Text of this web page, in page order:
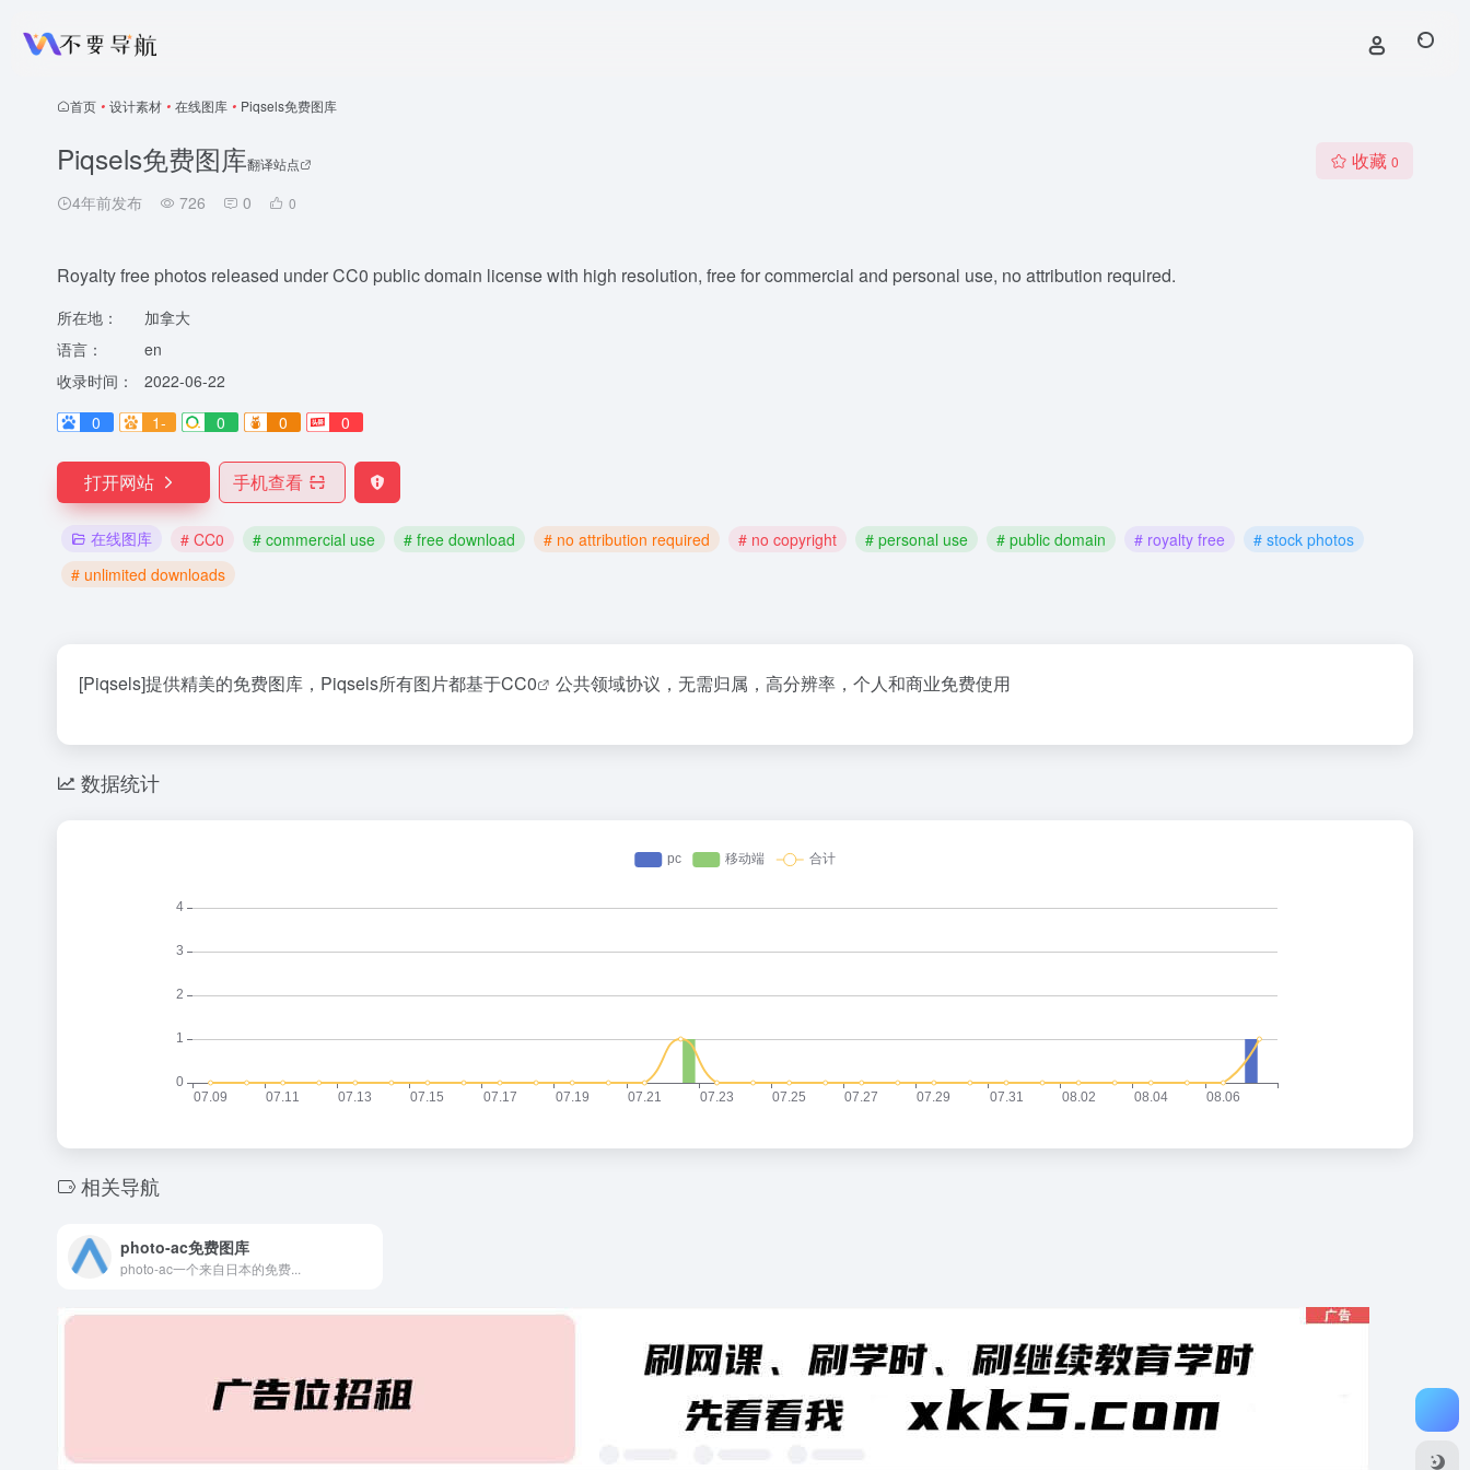
首页 • 设计素材 • 在线图库 • Piqsels免费图库
Piqsels免费图库翻译站点
4年前发布 726 0 0
收藏 0
Royalty free photos released under CC0 public domain license with high resolution, free for commercial and personal use, no attribution required.
所在地：
加拿大
语言：
en
收录时间：
2022-06-22
0
1- 0 0 0
打开网站 手机查看
在线图库 # CC0 # commercial use # free download # no attribution required # no copyright # personal use # public domain # royalty free
# stock photos
# unlimited downloads
[Piqsels]提供精美的免费图库，Piqsels所有图片都基于CC0 公共领域协议，无需归属，高分辨率，个人和商业免费使用
数据统计
相关导航
photo-ac免费图库
photo-ac一个来自日本的免费...